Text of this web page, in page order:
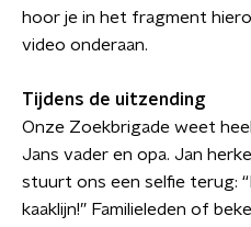
hoor je in het fragment
video onderaan.
Tijdens de uitzending
Onze Zoekbrigade weet
Jans vader en opa. Jan
stuurt ons een selfie terug:
kaaklijn!” Familieleden of